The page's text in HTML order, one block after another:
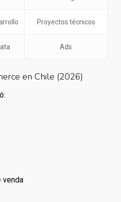
Proyectos técnicos
Ads
en Chile (2026)
venda